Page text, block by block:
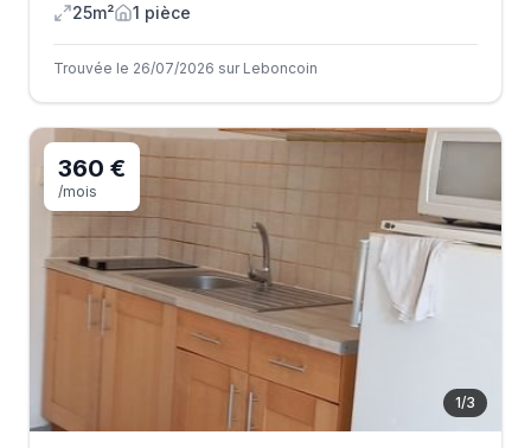
25m²
1 pièce
Trouvée le 26/07/2026 sur Leboncoin
1/3
360 €
/mois